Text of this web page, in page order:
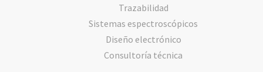
Trazabilidad
Sistemas espectroscópicos
Diseño electrónico
Consultoría técnica